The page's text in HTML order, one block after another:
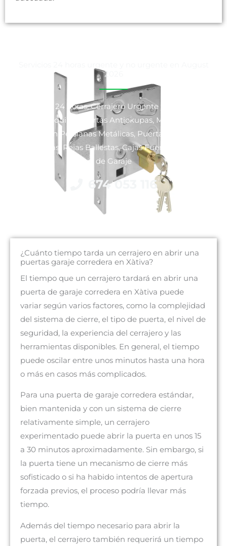
2026
Cerrajeros 24 horas, Cerrajero Urgente y No Urgente,
Venta y Alquiler Puertas Antiokupas, Motorización y
Reparación Persianas Metálicas, Puertas Blindadas y
Acorazadas, Rejas Ballestas, Cajas Fuertes y Puertas
de Garaje
674 053 116
¿Cuánto tiempo tarda un cerrajero en abrir una
puertas garaje corredera en Xàtiva?
El tiempo que un cerrajero tardará en abrir una
puerta de garaje corredera en Xàtiva puede
variar según varios factores, como la complejidad
del sistema de cierre, el tipo de puerta, el nivel de
seguridad, la experiencia del cerrajero y las
herramientas disponibles. En general, el tiempo
puede oscilar entre unos minutos hasta una hora
o más en casos más complicados.
Para una puerta de garaje corredera estándar,
bien mantenida y con un sistema de cierre
relativamente simple, un cerrajero
experimentado puede abrir la puerta en unos 15
a 30 minutos aproximadamente. Sin embargo, si
la puerta tiene un mecanismo de cierre más
sofisticado o si ha habido intentos de apertura
forzada previos, el proceso podría llevar más
tiempo.
Además del tiempo necesario para abrir la
puerta, el cerrajero también requerirá un tiempo